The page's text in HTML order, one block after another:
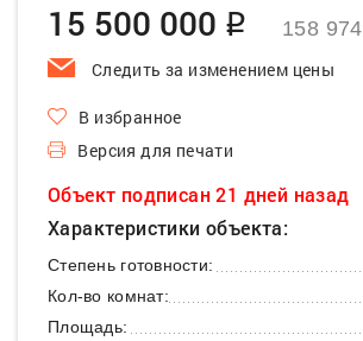
15 500 000 q 158 974
Следить за изменением цены
В избранное
Версия для печати
Объект подписан 21 дней назад
Характеристики объекта:
Степень готовности:
Кол-во комнат:
Площадь: